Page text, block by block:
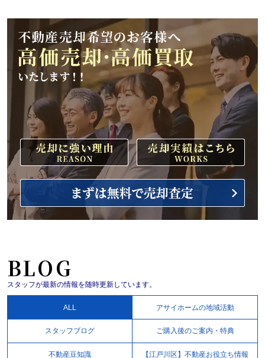
BLOG
スタッフが最新の情報を随時更新しています。
ALL アサイホームの地域活動
スタッフブログ ご購入後のご案内・特典
不動産豆知識 【江戸川区】不動産お役立ち情報